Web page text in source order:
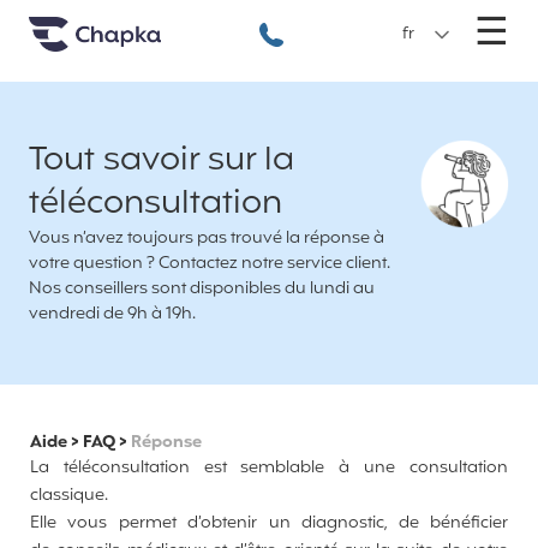
Chapka Assurances Voyages
+33 1 74 85 50 50
fr ☰
Tout savoir sur la
téléconsultation
Vous n’avez toujours pas trouvé la réponse à
votre question ? Contactez notre service client.
Nos conseillers sont disponibles du lundi au
vendredi de 9h à 19h.
Aide> FAQ> Réponse
La téléconsultation est semblable à une consultation
classique.
Elle vous permet d’obtenir un diagnostic, de bénéficier